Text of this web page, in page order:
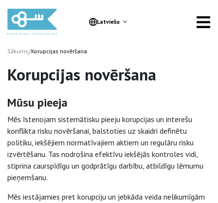
Latviešu
Sākums/Korupcijas novēršana
Korupcijas novēršana
Mūsu pieeja
Mēs īstenojam sistemātisku pieeju korupcijas un interešu
konflikta risku novēršanai, balstoties uz skaidri definētu
politiku, iekšējiem normatīvajiem aktiem un regulāru risku
izvērtēšanu. Tas nodrošina efektīvu iekšējās kontroles vidi,
stiprina caurspīdīgu un godprātīgu darbību, atbildīgu lēmumu
pieņemšanu.
Mēs iestājamies pret korupciju un jebkāda veida nelikumīgām